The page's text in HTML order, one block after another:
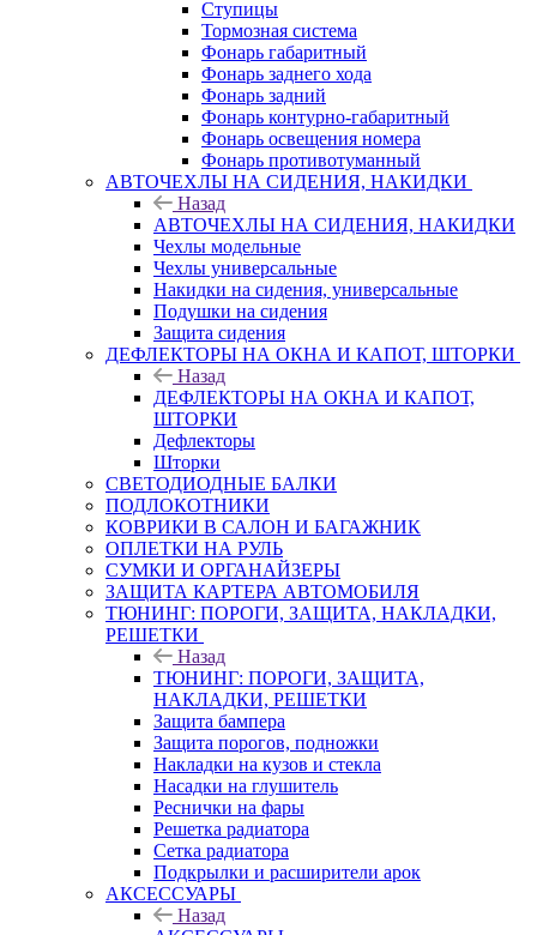
Ступицы
Тормозная система
Фонарь габаритный
Фонарь заднего хода
Фонарь задний
Фонарь контурно-габаритный
Фонарь освещения номера
Фонарь противотуманный
АВТОЧЕХЛЫ НА СИДЕНИЯ, НАКИДКИ
Назад
АВТОЧЕХЛЫ НА СИДЕНИЯ, НАКИДКИ
Чехлы модельные
Чехлы универсальные
Накидки на сидения, универсальные
Подушки на сидения
Защита сидения
ДЕФЛЕКТОРЫ НА ОКНА И КАПОТ, ШТОРКИ
Назад
ДЕФЛЕКТОРЫ НА ОКНА И КАПОТ,
ШТОРКИ
Дефлекторы
Шторки
СВЕТОДИОДНЫЕ БАЛКИ
ПОДЛОКОТНИКИ
КОВРИКИ В САЛОН И БАГАЖНИК
ОПЛЕТКИ НА РУЛЬ
СУМКИ И ОРГАНАЙЗЕРЫ
ЗАЩИТА КАРТЕРА АВТОМОБИЛЯ
ТЮНИНГ: ПОРОГИ, ЗАЩИТА, НАКЛАДКИ,
РЕШЕТКИ
Назад
ТЮНИНГ: ПОРОГИ, ЗАЩИТА,
НАКЛАДКИ, РЕШЕТКИ
Защита бампера
Защита порогов, подножки
Накладки на кузов и стекла
Насадки на глушитель
Реснички на фары
Решетка радиатора
Сетка радиатора
Подкрылки и расширители арок
АКСЕССУАРЫ
Назад